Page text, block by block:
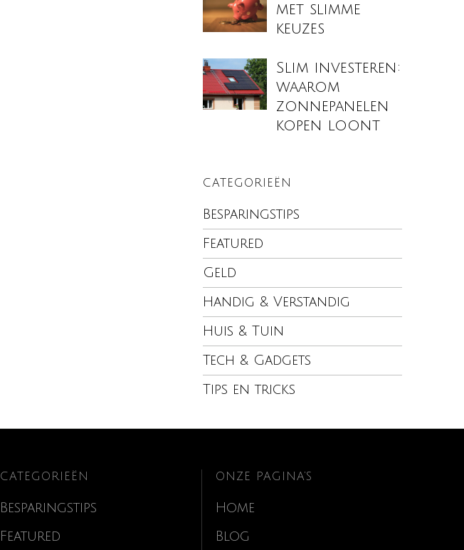
met slimme
keuzes
Slim investeren:
waarom
zonnepanelen
kopen loont
CATEGORIEËN
Besparingstips
Featured
Geld
Handig & Verstandig
Huis & Tuin
Tech & Gadgets
Tips en tricks
CATEGORIEËN
Besparingstips
Featured
ONZE PAGINA’S
Home
Blog